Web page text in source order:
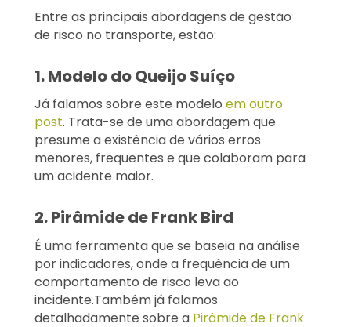
Entre as principais abordagens de gestão
de risco no transporte, estão:
1. Modelo do Queijo Suíço
Já falamos sobre este modelo em outro
post. Trata-se de uma abordagem que
presume a existência de vários erros
menores, frequentes e que colaboram para
um acidente maior.
2. Pirâmide de Frank Bird
É uma ferramenta que se baseia na análise
por indicadores, onde a frequência de um
comportamento de risco leva ao
incidente.Também já falamos
detalhadamente sobre a Pirâmide de Frank